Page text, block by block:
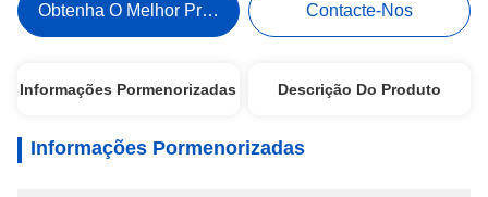
Obtenha O Melhor Preço Contacte-Nos
Informações Pormenorizadas Descrição Do Produto
Informações Pormenorizadas